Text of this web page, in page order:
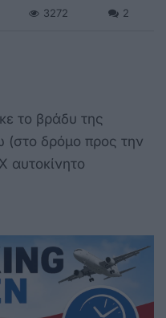
3272 2
το βράδυ της
(στο δρόμο προς την
αυτοκίνητο